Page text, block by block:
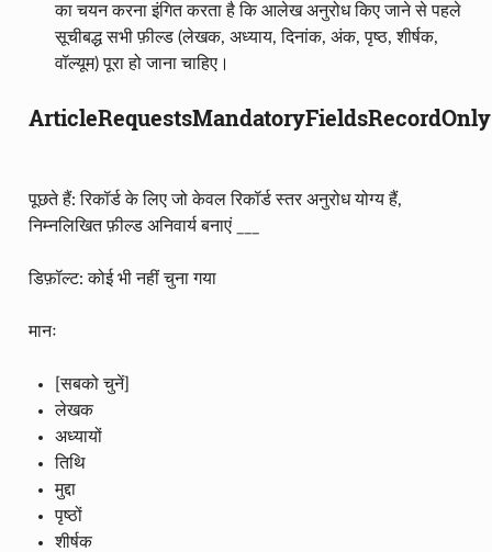
का चयन करना इंगित करता है कि आलेख अनुरोध किए जाने से पहले
सूचीबद्ध सभी फ़ील्ड (लेखक, अध्याय, दिनांक, अंक, पृष्ठ, शीर्षक,
वॉल्यूम) पूरा हो जाना चाहिए।
ArticleRequestsMandatoryFieldsRecordOnly
पूछते हैं: रिकॉर्ड के लिए जो केवल रिकॉर्ड स्तर अनुरोध योग्य हैं,
निम्नलिखित फ़ील्ड अनिवार्य बनाएं ___
डिफ़ॉल्ट: कोई भी नहीं चुना गया
मानः
[सबको चुनें]
लेखक
अध्यायों
तिथि
मुद्दा
पृष्ठों
शीर्षक